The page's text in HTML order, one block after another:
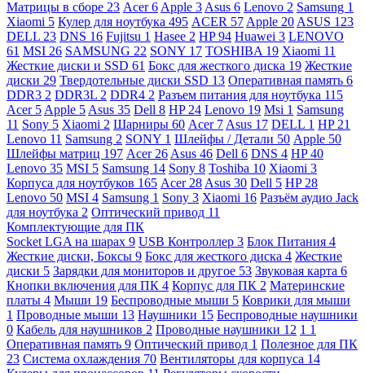
Матрицы в сборе 23 Acer6 Apple 3 Asus 6 Lenovo 2 Samsung 1
Xiaomi 5 Кулер для ноутбука 495 ACER 57 Apple 20 ASUS 123
DELL 23 DNS 16 Fujitsu 1 Hasee 2 HP94 Huawei 3 LENOVO
61 MSI 26 SAMSUNG 22 SONY 17 TOSHIBA 19 Xiaomi 11
Жесткие диски и SSD 61 Бокс для жесткого диска 19 Жесткие
диски 29 Твердотельные диски SSD 13 Оперативная память 6
DDR3 2 DDR3L 2 DDR4 2 Разъем питания для ноутбука 115
Acer 5 Apple 5 Asus 35 Dell 8 HP 24 Lenovo 19 Msi 1 Samsung
11 Sony 5 Xiaomi 2 Шарниры 60 Acer 7 Asus 17 DELL 1 HP 21
Lenovo 11 Samsung 2 SONY 1 Шлейфы / Детали 50 Apple 50
Шлейфы матриц 197 Acer 26 Asus 46 Dell 6 DNS 4 HP40
Lenovo 35 MSI 5 Samsung 14 Sony 8 Toshiba 10 Xiaomi 3
Корпуса для ноутбуков 165 Acer 28 Asus 30 Dell 5 HP 28
Lenovo 50 MSI 4 Samsung 1 Sony 3 Xiaomi 16 Разъём аудио Jack
для ноутбука 2 Оптический привод 11
Комплектующие для ПК
Socket LGA на шарах 9 USB Контроллер 3 Блок Питания 4
Жесткие диски, Боксы 9 Бокс для жесткого диска 4 Жесткие
диски 5 Зарядки для мониторов и другое 53 Звуковая карта 6
Кнопки включения для ПК 4 Корпус для ПК 2 Материнские
платы 4 Мыши 19 Беспроводные мыши 5 Коврики для мыши
1 Проводные мыши 13 Наушники 15 Беспроводные наушники
0 Кабель для наушников 2 Проводные наушники 12 1 1
Оперативная память 9 Оптический привод 1 Полезное для ПК
23 Система охлаждения 70 Вентиляторы для корпуса 14